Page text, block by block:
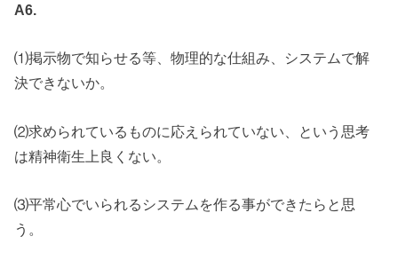
A6.
⑴掲示物で知らせる等、物理的な仕組み、システムで解
決できないか。
⑵求められているものに応えられていない、という思考
は精神衛生上良くない。
⑶平常心でいられるシステムを作る事ができたらと思
う。